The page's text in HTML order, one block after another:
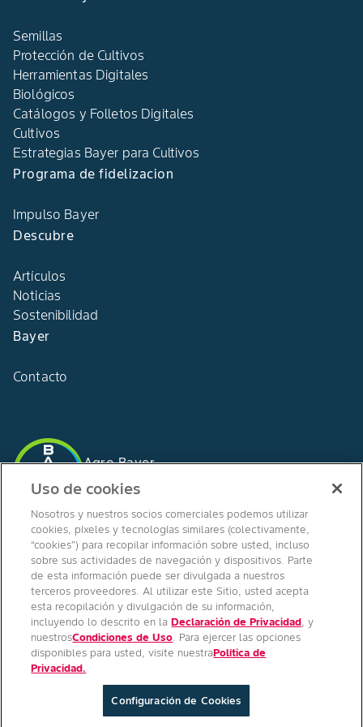
Semillas
Protección de Cultivos
Herramientas Digitales
Biológicos
Catálogos y Folletos Digitales
Cultivos
Estrategias Bayer para Cultivos
Programa de fidelizacion
Impulso Bayer
Descubre
Artículos
Noticias
Sostenibilidad
Bayer
Contacto
Agro Bayer
España
SÍGUENOS EN
Copyright © Bayer Crop Science 2024
Condiciones Generales de Uso
Configuración de Cookies
Uso de cookies
Nosotros y nuestros socios comerciales podemos utilizar
cookies, píxeles y tecnologías similares (colectivamente,
“cookies”) para recopilar información sobre usted, incluso
sobre sus actividades de navegación y dispositivos. Parte
de esta información puede ser divulgada a nuestros
terceros proveedores. Al utilizar este Sitio, usted acepta
esta recopilación y divulgación de su información,
incluyendo lo descrito en laDeclaración de Privacidad, y
nuestrosCondiciones de Uso. Para ejercer las opciones
disponibles para usted, visite nuestraPolítica de
Privacidad.
Configuración de Cookies